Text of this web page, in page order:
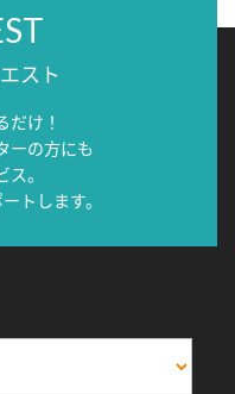
スト
だけ！
ーの方にも
。
トします。